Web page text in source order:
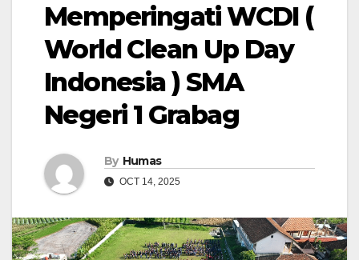
Memperingati WCDI (
World Clean Up Day
Indonesia ) SMA
Negeri 1 Grabag
By Humas
OCT 14, 2025